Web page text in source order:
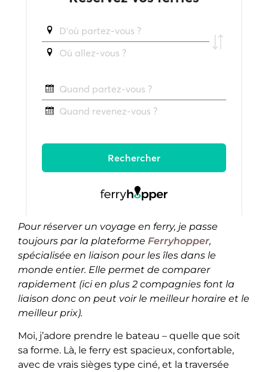
Pour réserver un voyage en ferry, je passe
toujours par la plateforme Ferryhopper,
spécialisée en liaison pour les îles dans le
monde entier. Elle permet de comparer
rapidement (ici en plus 2 compagnies font la
liaison donc on peut voir le meilleur horaire et le
meilleur prix).
Moi, j’adore prendre le bateau – quelle que soit
sa forme. Là, le ferry est spacieux, confortable,
avec de vrais sièges type ciné, et la traversée